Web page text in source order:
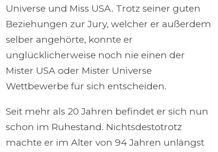
Universe und Miss USA. Trotz seiner guten
Beziehungen zur Jury, welcher er außerdem
selber angehörte, konnte er
unglücklicherweise noch nie einen der
Mister USA oder Mister Universe
Wettbewerbe für sich entscheiden.
Seit mehr als 20 Jahren befindet er sich nun
schon im Ruhestand. Nichtsdestotrotz
machte er im Alter von 94 Jahren unlängst